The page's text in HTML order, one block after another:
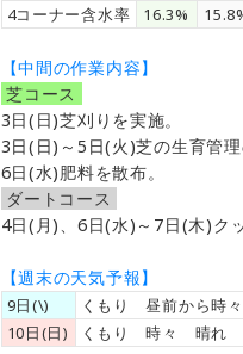
4コーナー含水率
16.3%
【中間の作業内容】
芝コース
3日(日)芝刈りを実施。
3日(日)～5日(火)芝の生育管理
6日(水)肥料を散布。
ダートコース
4日(月)、6日(水)～7日(木)ク
【週末の天気予報】
9日(\)
くもり 昼前から時
10日(日)
くもり 時々 晴れ